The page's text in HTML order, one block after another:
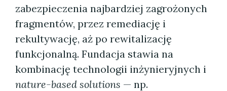
zabezpieczenia najbardziej zagrożonych
fragmentów, przez remediację i
rekultywację, aż po rewitalizację
funkcjonalną. Fundacja stawia na
kombinację technologii inżynieryjnych i
nature-based solutions — np.